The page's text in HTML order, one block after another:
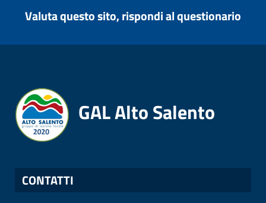
Valuta questo sito, rispondi al questionario
GAL Alto Salento
CONTATTI